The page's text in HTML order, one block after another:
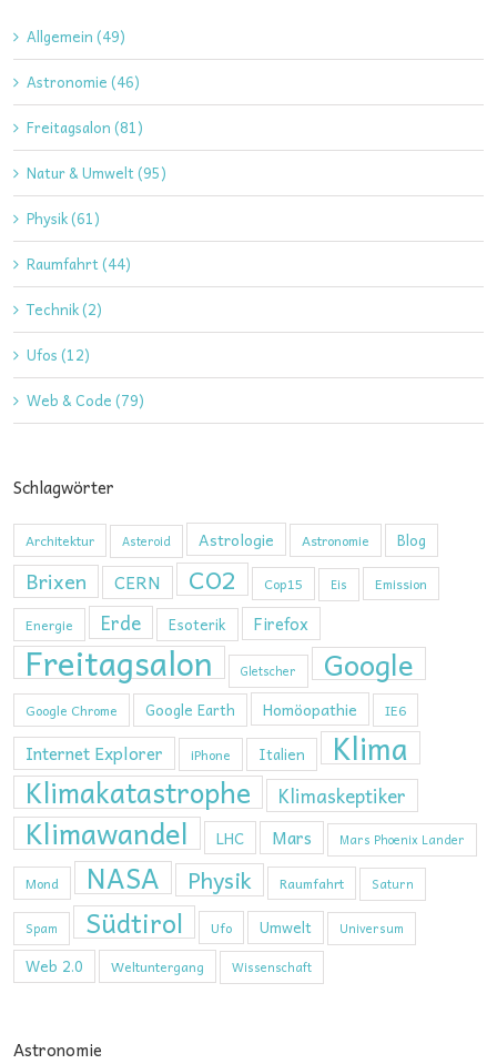
Allgemein (49)
Astronomie (46)
Freitagsalon (81)
Natur & Umwelt (95)
Physik (61)
Raumfahrt (44)
Technik (2)
Ufos (12)
Web & Code (79)
Schlagwörter
Architektur Asteroid Astrologie Astronomie Blog
Brixen CERN CO2 Cop15 Eis
Emission
Energie
Erde Esoterik Firefox
Freitagsalon Gletscher Google
Google Chrome Google Earth Homöopathie IE6
Internet Explorer iPhone Italien Klima
Klimakatastrophe Klimaskeptiker
Klimawandel LHC Mars Mars Phoenix Lander
Mond NASA Physik Raumfahrt Saturn
Spam Südtirol Ufo Umwelt Universum
Web 2.0 Weltuntergang Wissenschaft
Astronomie